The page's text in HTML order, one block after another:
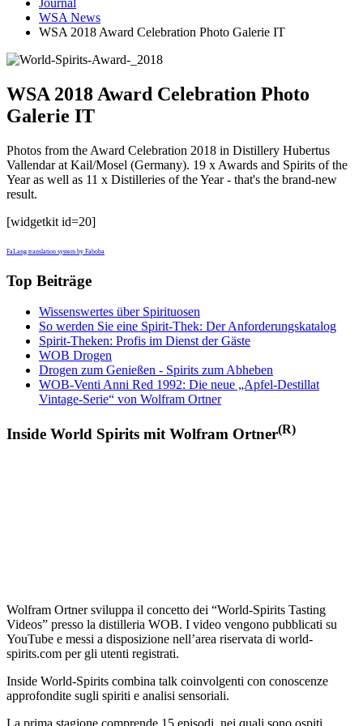
Journal
WSA News
WSA 2018 Award Celebration Photo Galerie IT
WSA 2018 Award Celebration Photo
Galerie IT
Photos from the Award Celebration 2018 in Distillery Hubertus
Vallendar at Kail/Mosel (Germany). 19 x Awards and Spirits of the
Year as well as 11 x Distilleries of the Year - that's the brand-new
result.
[widgetkit id=20]
FaLang translation system by Faboba
Top Beiträge
Wissenswertes über Spirituosen
So werden Sie eine Spirit-Thek: Der Anforderungskatalog
Spirit-Theken: Profis im Dienst der Gäste
WOB Drogen
Drogen zum Genießen - Spirits zum Abheben
WOB-Venti Anni Red 1992: Die neue „Apfel-Destillat
Vintage-Serie“ von Wolfram Ortner
Inside World Spirits mit Wolfram Ortner(R)
Wolfram Ortner sviluppa il concetto dei “World-Spirits Tasting
Videos” presso la distilleria WOB. I video vengono pubblicati su
YouTube e messi a disposizione nell’area riservata di world-
spirits.com per gli utenti registrati.
Inside World-Spirits combina talk coinvolgenti con conoscenze
approfondite sugli spiriti e analisi sensoriali.
La prima stagione comprende 15 episodi, nei quali sono ospiti